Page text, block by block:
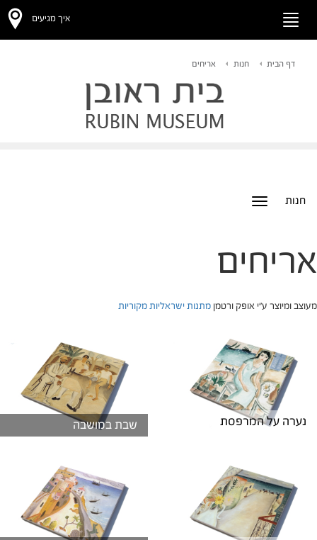
Toggle
איך מגיעים
דף הבית חנות אריחים
חנות
Toggle
אריחים
מעוצב ומיוצר ע"י אופק ורטמן מתנות ישראליות מקוריות
נערה על המרפסת שבת במושבה